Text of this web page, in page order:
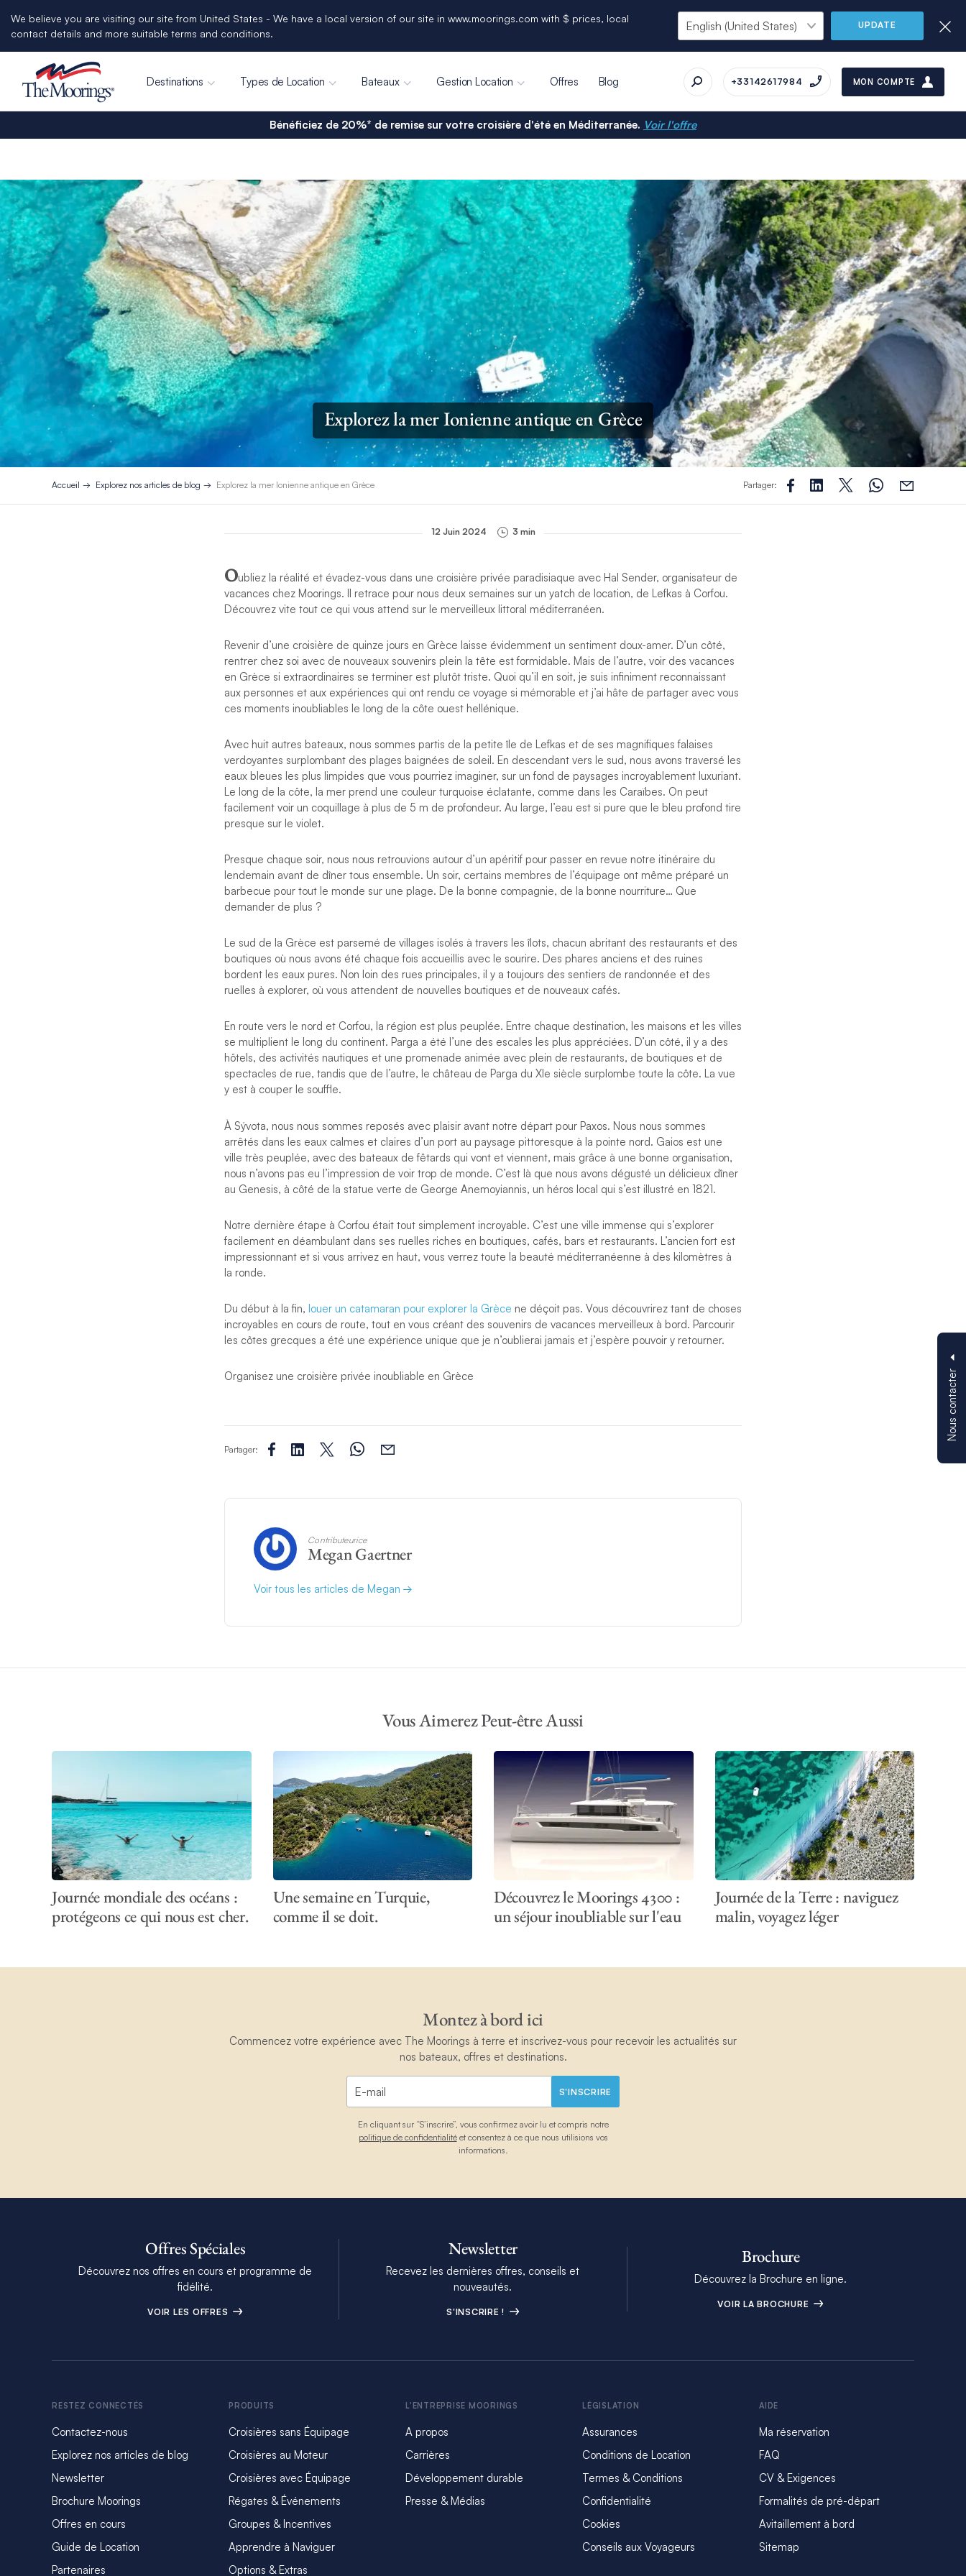
We believe you are visiting our site from United States - We have a local version of our site in www.moorings.com with $ prices, local
contact details and more suitable terms and conditions.
UPDATE
Destinations Types de Location Bateaux Gestion Location Offres Blog +33142617984 MON COMPTE
Nous contacter
Bénéficiez de 20%* de remise sur votre croisière d'été en Méditerranée. Voir l'offre
Explorez la mer Ionienne antique en Grèce
Accueil Explorez nos articles de blog Explorez la mer Ionienne antique en Grèce Partager:
12 Juin 2024 3 min
Oubliez la réalité et évadez-vous dans une croisière privée paradisiaque avec Hal Sender, organisateur de
vacances chez Moorings. Il retrace pour nous deux semaines sur un yatch de location, de Lefkas à Corfou.
Découvrez vite tout ce qui vous attend sur le merveilleux littoral méditerranéen.
Revenir d’une croisière de quinze jours en Grèce laisse évidemment un sentiment doux-amer. D’un côté,
rentrer chez soi avec de nouveaux souvenirs plein la tête est formidable. Mais de l’autre, voir des vacances
en Grèce si extraordinaires se terminer est plutôt triste. Quoi qu’il en soit, je suis infiniment reconnaissant
aux personnes et aux expériences qui ont rendu ce voyage si mémorable et j’ai hâte de partager avec vous
ces moments inoubliables le long de la côte ouest hellénique.
Avec huit autres bateaux, nous sommes partis de la petite île de Lefkas et de ses magnifiques falaises
verdoyantes surplombant des plages baignées de soleil. En descendant vers le sud, nous avons traversé les
eaux bleues les plus limpides que vous pourriez imaginer, sur un fond de paysages incroyablement luxuriant.
Le long de la côte, la mer prend une couleur turquoise éclatante, comme dans les Caraïbes. On peut
facilement voir un coquillage à plus de 5 m de profondeur. Au large, l’eau est si pure que le bleu profond tire
presque sur le violet.
Presque chaque soir, nous nous retrouvions autour d’un apéritif pour passer en revue notre itinéraire du
lendemain avant de dîner tous ensemble. Un soir, certains membres de l’équipage ont même préparé un
barbecue pour tout le monde sur une plage. De la bonne compagnie, de la bonne nourriture… Que
demander de plus ?
Le sud de la Grèce est parsemé de villages isolés à travers les îlots, chacun abritant des restaurants et des
boutiques où nous avons été chaque fois accueillis avec le sourire. Des phares anciens et des ruines
bordent les eaux pures. Non loin des rues principales, il y a toujours des sentiers de randonnée et des
ruelles à explorer, où vous attendent de nouvelles boutiques et de nouveaux cafés.
En route vers le nord et Corfou, la région est plus peuplée. Entre chaque destination, les maisons et les villes
se multiplient le long du continent. Parga a été l’une des escales les plus appréciées. D’un côté, il y a des
hôtels, des activités nautiques et une promenade animée avec plein de restaurants, de boutiques et de
spectacles de rue, tandis que de l’autre, le château de Parga du XIe siècle surplombe toute la côte. La vue
y est à couper le souffle.
À Sývota, nous nous sommes reposés avec plaisir avant notre départ pour Paxos. Nous nous sommes
arrêtés dans les eaux calmes et claires d’un port au paysage pittoresque à la pointe nord. Gaios est une
ville très peuplée, avec des bateaux de fêtards qui vont et viennent, mais grâce à une bonne organisation,
nous n’avons pas eu l’impression de voir trop de monde. C’est là que nous avons dégusté un délicieux dîner
au Genesis, à côté de la statue verte de George Anemoyiannis, un héros local qui s’est illustré en 1821.
Notre dernière étape à Corfou était tout simplement incroyable. C’est une ville immense qui s’explorer
facilement en déambulant dans ses ruelles riches en boutiques, cafés, bars et restaurants. L’ancien fort est
impressionnant et si vous arrivez en haut, vous verrez toute la beauté méditerranéenne à des kilomètres à
la ronde.
Du début à la fin, louer un catamaran pour explorer la Grèce ne déçoit pas. Vous découvrirez tant de choses
incroyables en cours de route, tout en vous créant des souvenirs de vacances merveilleux à bord. Parcourir
les côtes grecques a été une expérience unique que je n’oublierai jamais et j’espère pouvoir y retourner.
Organisez une croisière privée inoubliable en Grèce
Partager:
Contributeurice
Megan Gaertner
Voir tous les articles de Megan
Vous Aimerez Peut-être Aussi
Journée mondiale des océans :
protégeons ce qui nous est cher.
Une semaine en Turquie,
comme il se doit.
Découvrez le Moorings 4300 :
un séjour inoubliable sur l'eau
Journée de la Terre : naviguez
malin, voyagez léger
Montez à bord ici
Commencez votre expérience avec The Moorings à terre et inscrivez-vous pour recevoir les actualités sur
nos bateaux, offres et destinations.
S'INSCRIRE
En cliquant sur “S’inscrire”, vous confirmez avoir lu et compris notre
politique de confidentialitéet consentez à ce que nous utilisions vos
informations.
Offres Spéciales
Découvrez nos offres en cours et programme de
fidélité.
VOIR LES OFFRES
Newsletter
Recevez les dernières offres, conseils et
nouveautés.
S'INSCRIRE !
Brochure
Découvrez la Brochure en ligne.
VOIR LA BROCHURE
RESTEZ CONNECTÉS
Contactez-nous
Explorez nos articles de blog
Newsletter
Brochure Moorings
Offres en cours
Guide de Location
Partenaires
PRODUITS
Croisières sans Équipage
Croisières au Moteur
Croisières avec Équipage
Régates & Événements
Groupes & Incentives
Apprendre à Naviguer
Options & Extras
L'ENTREPRISE MOORINGS
A propos
Carrières
Développement durable
Presse & Médias
LÉGISLATION
Assurances
Conditions de Location
Termes & Conditions
Confidentialité
Cookies
Conseils aux Voyageurs
AIDE
Ma réservation
FAQ
CV & Exigences
Formalités de pré-départ
Avitaillement à bord
Sitemap